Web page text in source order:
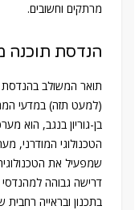
מרתקים וחשובים.
הנדסת תוכנה
תואר המשולב בהנדסת
(למעט תזה) במדעי
בן-גוריון בנגב, הוא
הטכנולוגי המודרני,
שמפעיל את
דרישה גבוהה
בתכנון ובראייה